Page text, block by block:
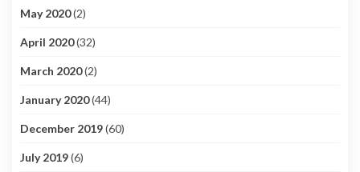
May 2020(2)
April 2020(32)
March 2020(2)
January 2020(44)
December 2019(60)
July 2019(6)